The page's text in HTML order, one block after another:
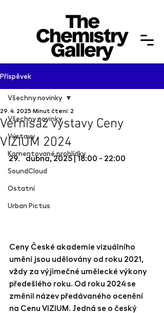
Příspěvek
Všechny novinky
Výstavy
Komentované prohlídky
SoundCloud
Ostatní
Urban Pictus
Všechny novinky
Vernisáž výstavy Ceny
VIZIUM 2024
29. 4. 2025 Minut čtení: 2
dubna, 2025 | 18:00 - 22:00
Ceny České akademie vizuálního
umění jsou udělovány od roku 2021,
vždy za výjimečné umělecké výkony
předešlého roku. Od roku 2024 se
změnil název předávaného ocenění
na Cenu VIZIUM. Jedná se o český